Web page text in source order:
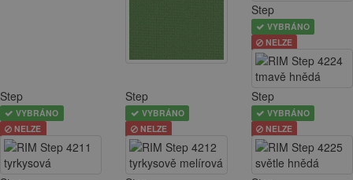
Step
VYBRÁNO
NELZE
Step
VYBRÁNO
NELZE
Step
VYBRÁNO
NELZE
Step
VYBRÁNO
NELZE